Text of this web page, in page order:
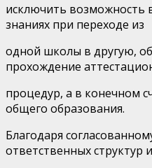
исключить возможность
знаниях при переходе из
одной школы в другую,
прохождение
процедур, а в конечном
общего образования.
Благодаря
ответственных структур и